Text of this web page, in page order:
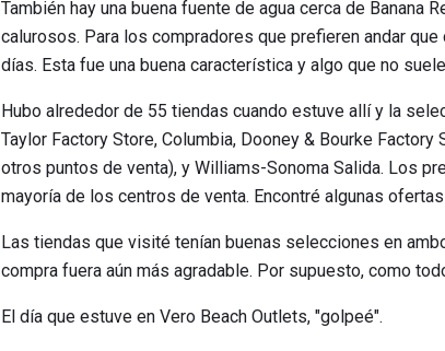
También hay una buena fuente de agua cerca de
calurosos. Para los compradores que prefieren andar
días. Esta fue una buena característica y algo que no
Hubo alrededor de 55 tiendas cuando estuve allí y la
Taylor Factory Store, Columbia, Dooney & Bourke
otros puntos de venta), y Williams-Sonoma Salida. Los
mayoría de los centros de venta. Encontré algunas
Las tiendas que visité tenían buenas selecciones en
compra fuera aún más agradable. Por supuesto, como
El día que estuve en Vero Beach Outlets, "golpeé".